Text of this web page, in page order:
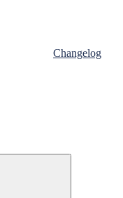
Changelog